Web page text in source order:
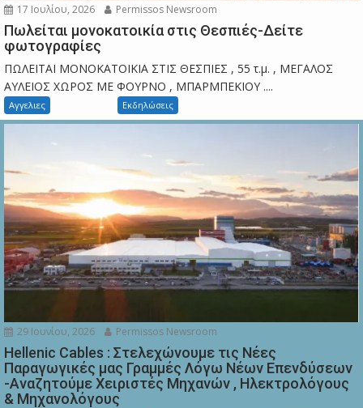
17 Ιουλίου, 2026 Permissos Newsroom
Πωλείται μονοκατοικία στις Θεσπιές-Δείτε
φωτογραφίες
ΠΩΛΕΙΤΑΙ ΜΟΝΟΚΑΤΟΙΚΙΑ ΣΤΙΣ ΘΕΣΠΙΕΣ , 55 τ.μ. , ΜΕΓΑΛΟΣ
ΑΥΛΕΙΟΣ ΧΩΡΟΣ ΜΕ ΦΟΥΡΝΟ , ΜΠΑΡΜΠΕΚΙΟΥ ....
Αγγελιες Εκδηλώσεις
29 Ιουνίου, 2026 Permissos Newsroom
Hellenic Cables : Στελεχώνουμε τις Νέες
Παραγωγικές μας Γραμμές Λόγω Νέων Επενδύσεων
-Αναζητούμε Χειριστές Μηχανών , Ηλεκτρολόγους
& Μηχανολόγους